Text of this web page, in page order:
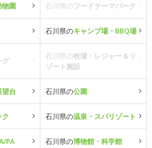
物園 石川県のフードテーマパーク
石川県のキャンプ場・BBQ場
グ
石川県の牧場・レジャー＆リ
ゾート施設
望台 石川県の公園
石川県の温泉・スパリゾート
PA 石川県の博物館・科学館